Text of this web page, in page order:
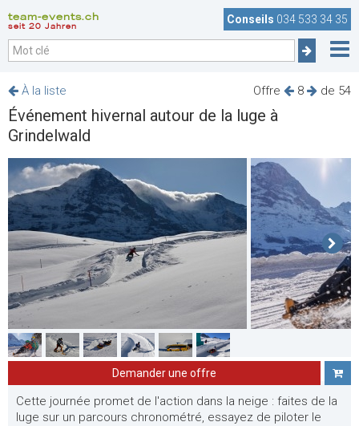
team-events.ch
seit 20 Jahren
Conseils 034 533 34 35
Offre 8 de 54
À la liste
Événement hivernal autour de la luge à
Grindelwald
Demander une offre
Cette journée promet de l'action dans la neige : faites de la
luge sur un parcours chronométré, essayez de piloter le